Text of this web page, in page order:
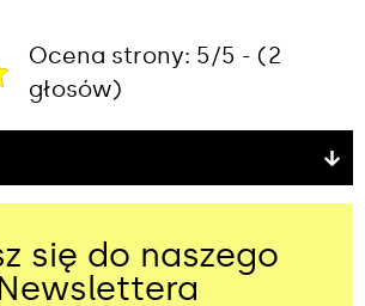
Ocena strony: 5/5 - (2
głosów)
się do naszego